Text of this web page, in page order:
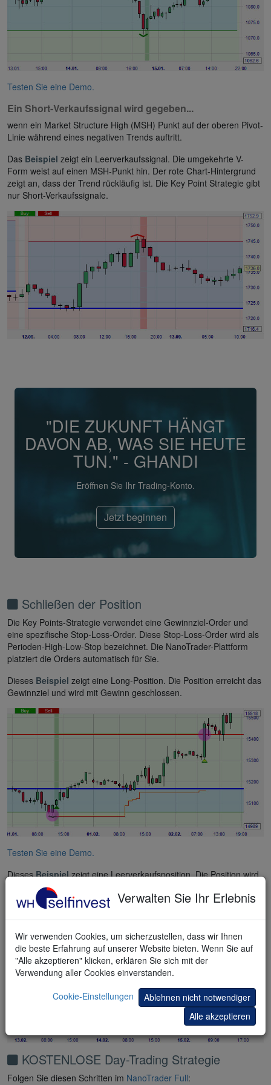
Testen Sie eine Demo.
Ein Short-Verkaufssignal wird gegeben...
wenn ein Market Structure High (MSH) Punkt auf der oberen Pivot-
Linie während eines negativen Trends auftritt.
Das Beispiel zeigt ein Leerverkaufssignal. Die umgekehrte V-
Form weist auf einen MSH-Punkt hin. Der rote Chart-Hintergrund
zeigt an, dass der Trend rückläufig ist. Die Key Point Strategie gibt
nur Short-Verkaufssignale.
"DIE ZUKUNFT HÄNGT
DAVON AB, WAS SIE HEUTE
TUN." - GHANDI
Eröffnen Sie Ihr Trading-Konto.
Jetzt beginnen
Schließen der Position
Die Key Points-Strategie verwendet eine Gewinnziel-Order und
eine spezifische Stop-Loss-Order. Diese Stop-Loss-Order wird als
Perioden-High-Low-Stop bezeichnet. Die NanoTrader-Plattform
platziert die Orders automatisch für Sie.
Dieses Beispiel zeigt eine Long-Position. Die Position erreicht das
Gewinnziel und wird mit Gewinn geschlossen.
Testen Sie eine Demo.
DiesesBeispielzeigt eine Leerverkaufsposition. Die Position wird
mit einem Gewinn geschlossen, wenn der Marktpreis die Perioden-
Hoch-Tief-Stopp-Order berührt.
KOSTENLOSE Day-Trading Strategie
Folgen Sie diesen Schritten im NanoTrader Full:
Verwalten Sie Ihr Erlebnis
Wir verwenden Cookies, um sicherzustellen, dass wir Ihnen
die beste Erfahrung auf unserer Website bieten. Wenn Sie auf
"Alle akzeptieren" klicken, erklären Sie sich mit der
Verwendung aller Cookies einverstanden.
Cookie-Einstellungen
Ablehnen nicht notwendiger
Alle akzeptieren